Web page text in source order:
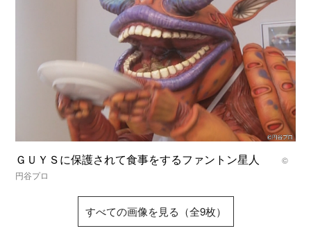
ＧＵＹＳに保護されて食事をするファントン星人©
円谷プロ
すべての画像を見る（全9枚）